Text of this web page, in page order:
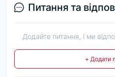
Питання та
Додайте питання, і ми
+ Додати